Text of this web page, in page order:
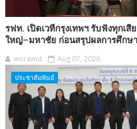
รฟท. เปิดเวทีกรุงเทพฯ รับฟังทุกเสี
ใหญ่–มหาชัย ก่อนสรุปผลการศึกษา
worawut Aug 07, 2026
ประชาสัมพันธ์